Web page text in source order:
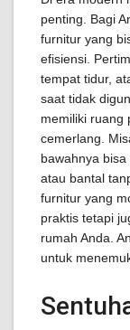
penting. Bagi
furnitur yang
efisiensi.
tempat tidur,
saat tidak
memiliki ruang
cemerlang.
bawahnya
atau bantal
furnitur yang
praktis tetapi
rumah Anda.
untuk